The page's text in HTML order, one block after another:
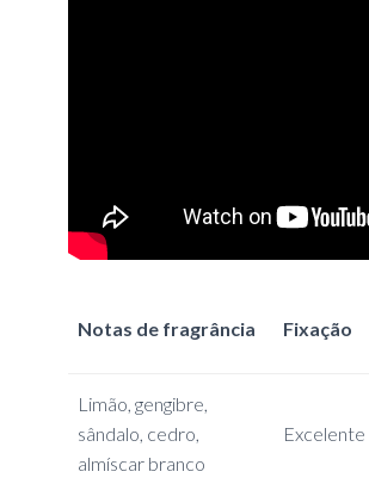
Notas de fragrância Fixação
Limão, gengibre,
sândalo, cedro,
almíscar branco
Excelente